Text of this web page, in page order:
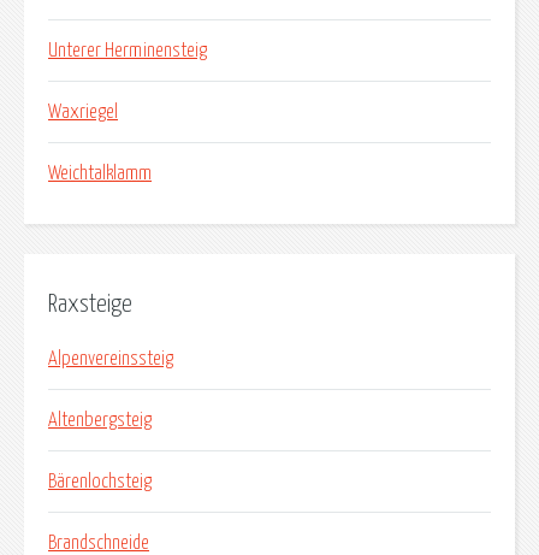
Unterer Herminensteig
Waxriegel
Weichtalklamm
Raxsteige
Alpenvereinssteig
Altenbergsteig
Bärenlochsteig
Brandschneide